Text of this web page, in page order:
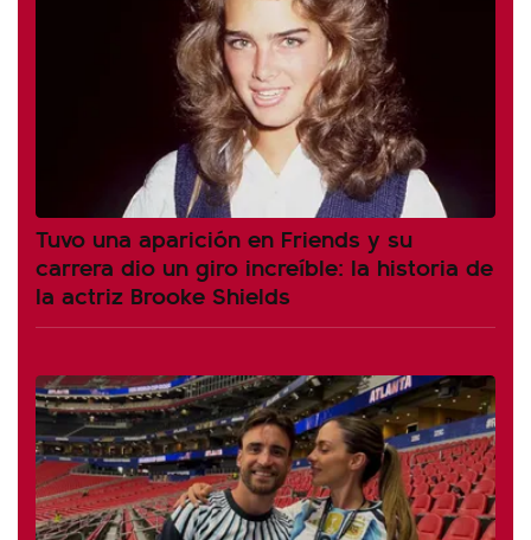
Tuvo una aparición en Friends y su
carrera dio un giro increíble: la historia de
la actriz Brooke Shields